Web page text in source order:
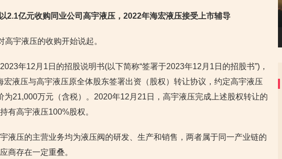
2.1亿元收购同业公司高宇液压，2022年海宏液压接受上市辅导
高宇液压的收购开始说起。
年12月1日的招股说明书(以下简称“签署于2023年12月1日的招股书”)，
宏液压与高宇液压原全体股东签署出资（股权）转让协议，约定高宇液压
为21,000万元（含税）。2020年12月21日，高宇液压完成上述股权转让的
有高宇液压100%股权。
液压的主营业务均为液压阀的研发、生产和销售，两者属于同一产业链的
商存在一定重叠。